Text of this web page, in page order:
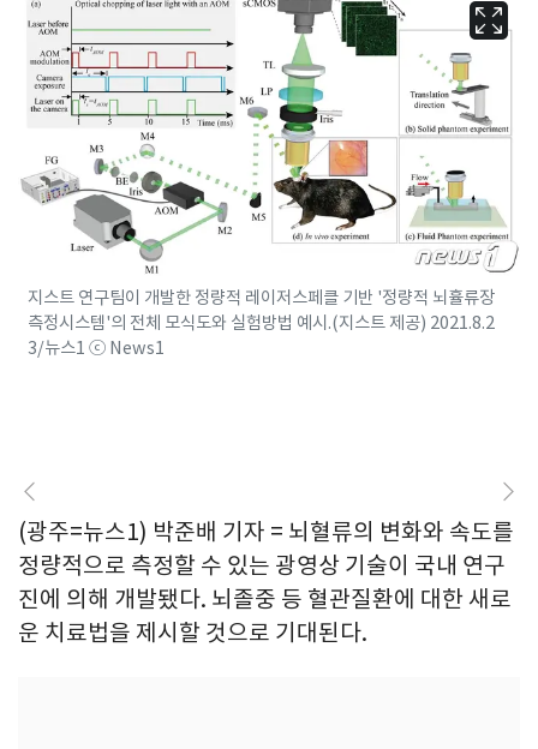
지스트 연구팀이 개발한 정량적 레이저스페클 기반 '정량적 뇌휼류장
측정시스템'의 전체 모식도와 실험방법 예시.(지스트 제공) 2021.8.2
3/뉴스1 ⓒ News1
(광주=뉴스1) 박준배 기자 = 뇌혈류의 변화와 속도를
정량적으로 측정할 수 있는 광영상 기술이 국내 연구
진에 의해 개발됐다. 뇌졸중 등 혈관질환에 대한 새로
운 치료법을 제시할 것으로 기대된다.